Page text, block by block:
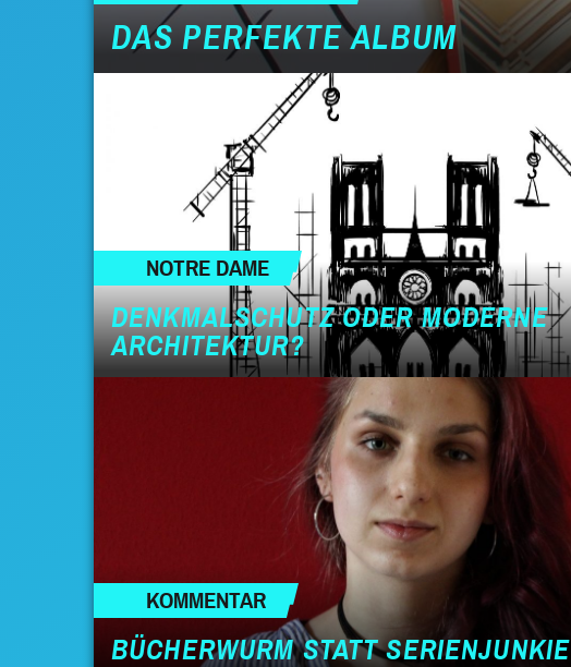
DAS PERFEKTE ALBUM
NOTRE DAME
DENKMALSCHUTZ ODER MODERNE
ARCHITEKTUR?
KOMMENTAR
BÜCHERWURM STATT SERIENJUNKIE